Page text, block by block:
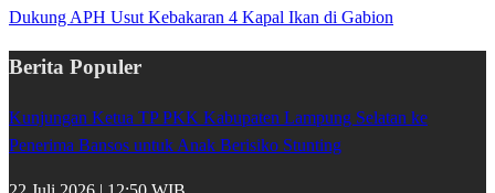
Dukung APH Usut Kebakaran 4 Kapal Ikan di Gabion
Berita Populer
Kunjungan Ketua TP PKK Kabupaten Lampung Selatan ke
Penerima Bansos untuk Anak Berisiko Stunting